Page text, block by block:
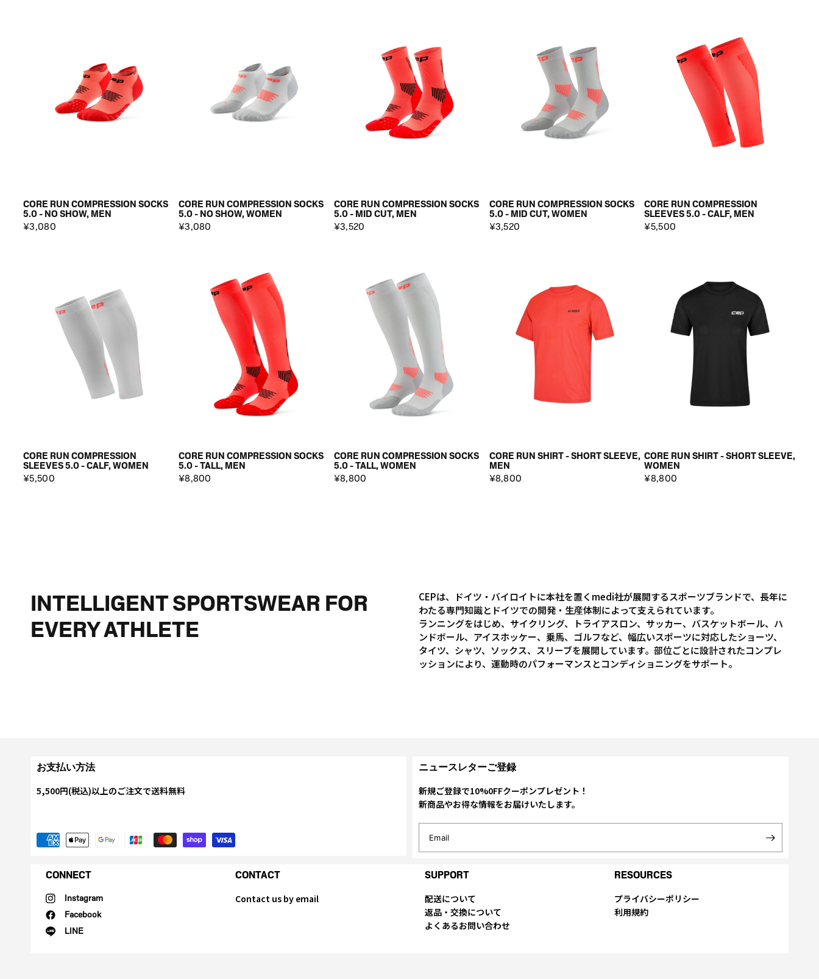
CORE RUN COMPRESSION SOCKS
5.0 - NO SHOW, MEN
¥3,080
CORE RUN COMPRESSION SOCKS
5.0 - NO SHOW, WOMEN
¥3,080
CORE RUN COMPRESSION SOCKS
5.0 - MID CUT, MEN
¥3,520
CORE RUN COMPRESSION SOCKS
5.0 - MID CUT, WOMEN
¥3,520
CORE RUN COMPRESSION
SLEEVES 5.0 - CALF, MEN
¥5,500
CORE RUN COMPRESSION
SLEEVES 5.0 - CALF, WOMEN
¥5,500
CORE RUN COMPRESSION SOCKS
5.0 - TALL, MEN
¥8,800
CORE RUN COMPRESSION SOCKS
5.0 - TALL, WOMEN
¥8,800
CORE RUN SHIRT - SHORT SLEEVE,
MEN
¥8,800
CORE RUN SHIRT - SHORT SLEEVE,
WOMEN
¥8,800
INTELLIGENT SPORTSWEAR FOR
EVERY ATHLETE
CEPは、ドイツ・バイロイトに本社を置くmedi社が展開するスポーツブランドで、長年に
わたる専門知識とドイツでの開発・生産体制によって支えられています。
ランニングをはじめ、サイクリング、トライアスロン、サッカー、バスケットボール、ハ
ンドボール、アイスホッケー、乗馬、ゴルフなど、幅広いスポーツに対応したショーツ、
タイツ、シャツ、ソックス、スリーブを展開しています。部位ごとに設計されたコンプレ
ッションにより、運動時のパフォーマンスとコンディショニングをサポート。
お支払い方法
5,500円(税込)以上のご注文で送料無料
ニュースレターご登録
新規ご登録で10%0FFクーポンプレゼント！
新商品やお得な情報をお届けいたします。
Email
CONNECT
Instagram
Facebook
LINE
CONTACT
Contact us by email
SUPPORT
配送について
返品・交換について
よくあるお問い合わせ
RESOURCES
プライバシーポリシー
利用規約